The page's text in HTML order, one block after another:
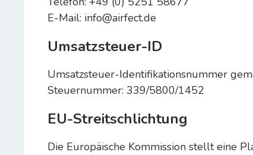
E-Mail: info@airfect.de
Umsatzsteuer-ID
Umsatzsteuer-Identifikationsnummer
Steuernummer: 339/5800/1452
EU-Streitschlichtung
Die Europäische Kommission stellt eine